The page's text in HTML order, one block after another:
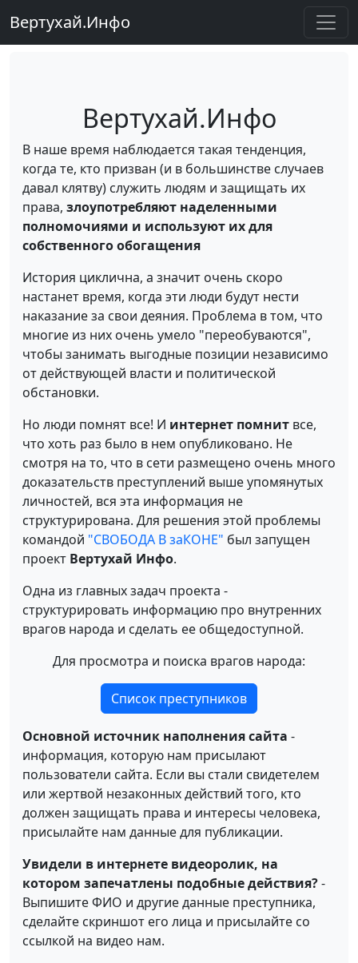
Вертухай.Инфо
Вертухай.Инфо
В наше время наблюдается такая тенденция,
когда те, кто призван (и в большинстве случаев
давал клятву) служить людям и защищать их
права, злоупотребляют наделенными
полномочиями и используют их для
собственного обогащения
История циклична, а значит очень скоро
настанет время, когда эти люди будут нести
наказание за свои деяния. Проблема в том, что
многие из них очень умело "переобуваются",
чтобы занимать выгодные позиции независимо
от действующей власти и политической
обстановки.
Но люди помнят все! И интернет помнит все,
что хоть раз было в нем опубликовано. Не
смотря на то, что в сети размещено очень много
доказательств преступлений выше упомянутых
личностей, вся эта информация не
структурирована. Для решения этой проблемы
командой "СВОБОДА В заКОНЕ" был запущен
проект Вертухай Инфо.
Одна из главных задач проекта -
структурировать информацию про внутренних
врагов народа и сделать ее общедоступной.
Для просмотра и поиска врагов народа:
Список преступников
Основной источник наполнения сайта -
информация, которую нам присылают
пользователи сайта. Если вы стали свидетелем
или жертвой незаконных действий того, кто
должен защищать права и интересы человека,
присылайте нам данные для публикации.
Увидели в интернете видеоролик, на
котором запечатлены подобные действия?-
Выпишите ФИО и другие данные преступника,
сделайте скриншот его лица и присылайте со
ссылкой на видео нам.